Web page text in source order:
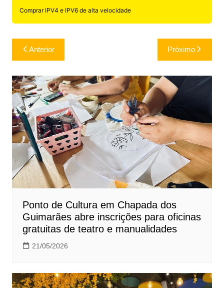
Comprar IPV4 e IPV6 de alta velocidade
Navegação
de
Post
Anterior Próximo
Ponto de Cultura em Chapada dos
Guimarães abre inscrições para oficinas
gratuitas de teatro e manualidades
21/05/2026